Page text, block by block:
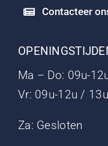
Contacteer
Ma – Do: 09u-
Vr: 09u-12u /
Za: Gesloten